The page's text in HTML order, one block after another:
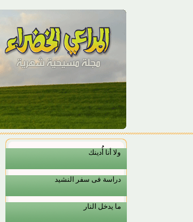
ولا أنا أُُدينك
دراسة فى سفر النشيد
ما يدخل النار